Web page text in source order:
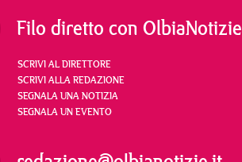
Filo diretto con OlbiaNotizie
SCRIVI AL DIRETTORE
SCRIVI ALLA REDAZIONE
SEGNALA UNA NOTIZIA
SEGNALA UN EVENTO